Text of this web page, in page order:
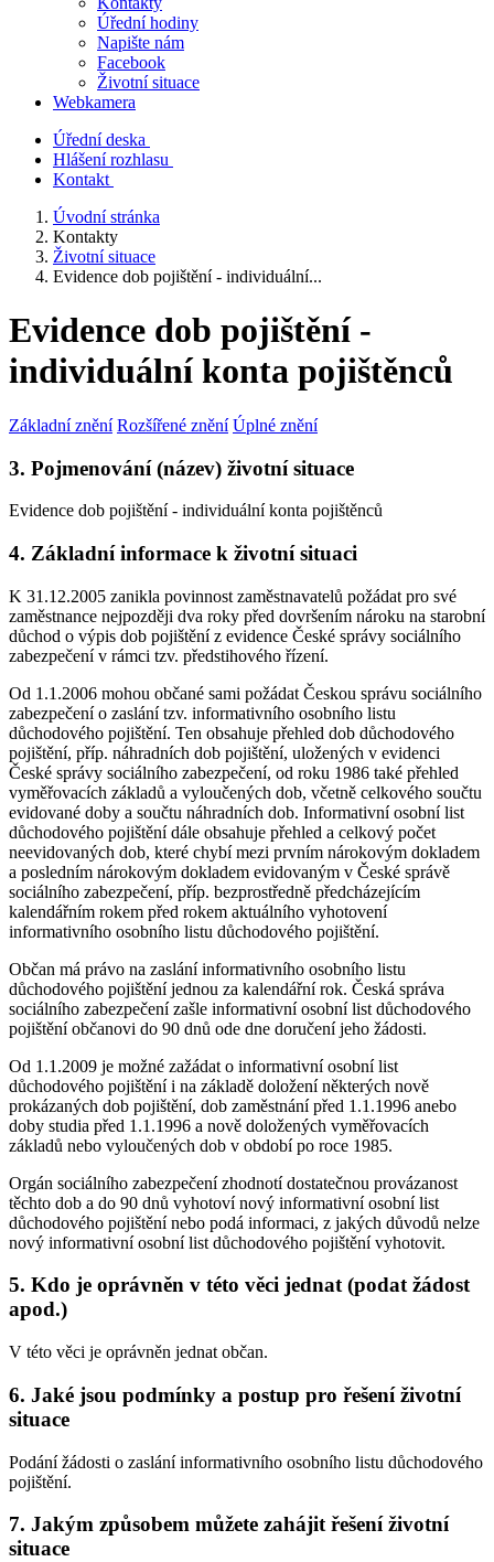
Úřední hodiny
Napište nám
Facebook
Životní situace
Webkamera
Úřední deska
Hlášení rozhlasu
Kontakt
Úvodní stránka
Kontakty
Životní situace
Evidence dob pojištění - individuální...
Evidence dob pojištění -
individuální konta pojištěnců
Základní znění Rozšířené znění Úplné znění
3. Pojmenování (název) životní situace
Evidence dob pojištění - individuální konta pojištěnců
4. Základní informace k životní situaci
K 31.12.2005 zanikla povinnost zaměstnavatelů požádat pro své
zaměstnance nejpozději dva roky před dovršením nároku na starobní
důchod o výpis dob pojištění z evidence České správy sociálního
zabezpečení v rámci tzv. předstihového řízení.
Od 1.1.2006 mohou občané sami požádat Českou správu sociálního
zabezpečení o zaslání tzv. informativního osobního listu
důchodového pojištění. Ten obsahuje přehled dob důchodového
pojištění, příp. náhradních dob pojištění, uložených v evidenci
České správy sociálního zabezpečení, od roku 1986 také přehled
vyměřovacích základů a vyloučených dob, včetně celkového součtu
evidované doby a součtu náhradních dob. Informativní osobní list
důchodového pojištění dále obsahuje přehled a celkový počet
neevidovaných dob, které chybí mezi prvním nárokovým dokladem
a posledním nárokovým dokladem evidovaným v České správě
sociálního zabezpečení, příp. bezprostředně předcházejícím
kalendářním rokem před rokem aktuálního vyhotovení
informativního osobního listu důchodového pojištění.
Občan má právo na zaslání informativního osobního listu
důchodového pojištění jednou za kalendářní rok. Česká správa
sociálního zabezpečení zašle informativní osobní list důchodového
pojištění občanovi do 90 dnů ode dne doručení jeho žádosti.
Od 1.1.2009 je možné zažádat o informativní osobní list
důchodového pojištění i na základě doložení některých nově
prokázaných dob pojištění, dob zaměstnání před 1.1.1996 anebo
doby studia před 1.1.1996 a nově doložených vyměřovacích
základů nebo vyloučených dob v období po roce 1985.
Orgán sociálního zabezpečení zhodnotí dostatečnou provázanost
těchto dob a do 90 dnů vyhotoví nový informativní osobní list
důchodového pojištění nebo podá informaci, z jakých důvodů nelze
nový informativní osobní list důchodového pojištění vyhotovit.
5. Kdo je oprávněn v této věci jednat (podat žádost
apod.)
V této věci je oprávněn jednat občan.
6. Jaké jsou podmínky a postup pro řešení životní
situace
Podání žádosti o zaslání informativního osobního listu důchodového
pojištění.
7. Jakým způsobem můžete zahájit řešení životní
situace